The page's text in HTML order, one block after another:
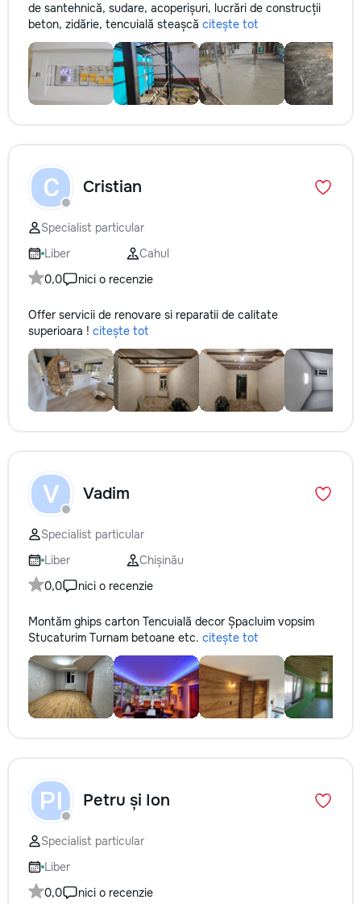
de santehnică, sudare, acoperișuri, lucrări de construcții
beton, zidărie, tencuială steașcă citește tot
C Cristian
Specialist particular
Liber
Cahul
0,0
nici o recenzie
Offer servicii de renovare si reparatii de calitate
superioara ! citește tot
V Vadim
Specialist particular
Liber
Chișinău
0,0
nici o recenzie
Montăm ghips carton Tencuială decor Șpacluim vopsim
Stucaturim Turnam betoane etc. citește tot
PI Petru și Ion
Specialist particular
Liber
0,0
nici o recenzie